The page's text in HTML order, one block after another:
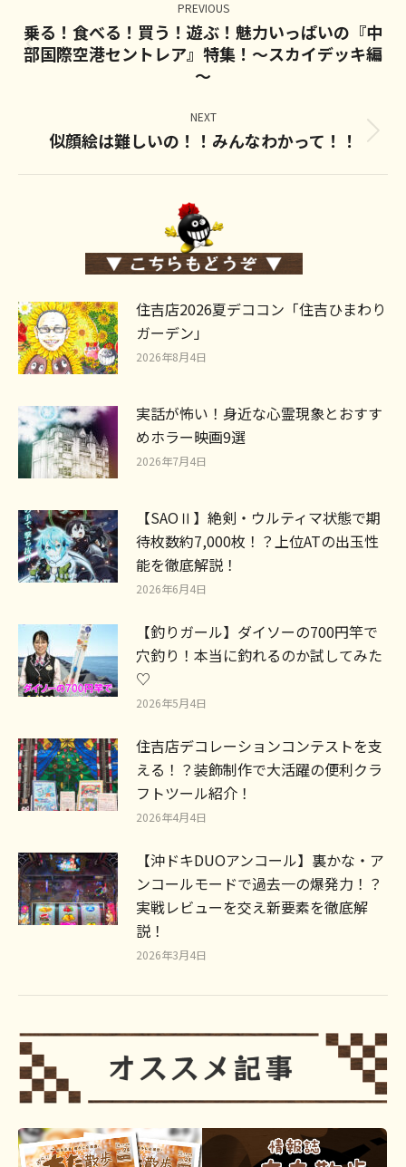
PREVIOUS
Previous
post:
乗る！食べる！買う！遊ぶ！魅力いっぱいの『中
部国際空港セントレア』特集！～スカイデッキ編
～
NEXT
Next
似顔絵は難しいの！！みんなわかって！！
住吉店2026夏デココン「住吉ひまわり
ガーデン」
2026年8月4日
実話が怖い！身近な心霊現象とおすす
めホラー映画9選
2026年7月4日
【SAOⅡ】絶剣・ウルティマ状態で期
待枚数約7,000枚！？上位ATの出玉性
能を徹底解説！
2026年6月4日
【釣りガール】ダイソーの700円竿で
穴釣り！本当に釣れるのか試してみた
♡
2026年5月4日
住吉店デコレーションコンテストを支
える！？装飾制作で大活躍の便利クラ
フトツール紹介！
2026年4月4日
【沖ドキDUOアンコール】裏かな・ア
ンコールモードで過去一の爆発力！？
実戦レビューを交え新要素を徹底解
説！
2026年3月4日